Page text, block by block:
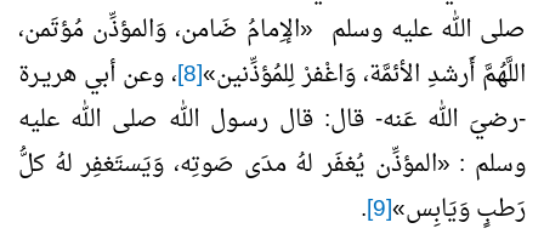
صلى الله عليه وسلم «الإِمامُ ضَامن، وَالمؤذِّن مُؤتَمن،
اللَّهُمَّ أَرشدِ الأئمَّة، وَاغْفرْ لِلمُؤذِّنين»[8] ، وعن أبي هريـرة
-رضيَ الله عَنه- قال: قال رسـول الله صلى الله عليه
وسلم : «المؤذِّن يُغفَر لهُ مدَى صَوتِه، وَيَستَغفِر لهُ كلُّ
رَطبٍ وَيَابِس»[9]
.